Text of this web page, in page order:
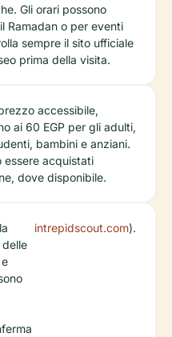
Gli orari possono
Ramadan o per eventi
sempre il sito ufficiale
prima della visita.
accessibile,
ai 60 EGP per gli adulti,
bambini e anziani.
essere acquistati
dove disponibile.
intrepidscout.com).